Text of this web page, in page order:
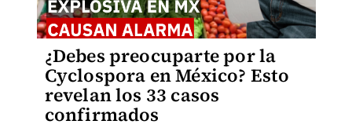
¿Debes preocuparte por la
Cyclospora en México? Esto
revelan los 33 casos
confirmados